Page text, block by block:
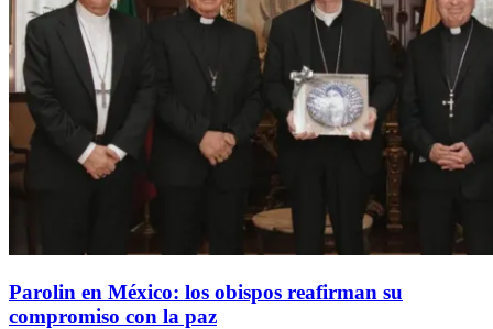
Parolin en México: los obispos reafirman su
compromiso con la paz